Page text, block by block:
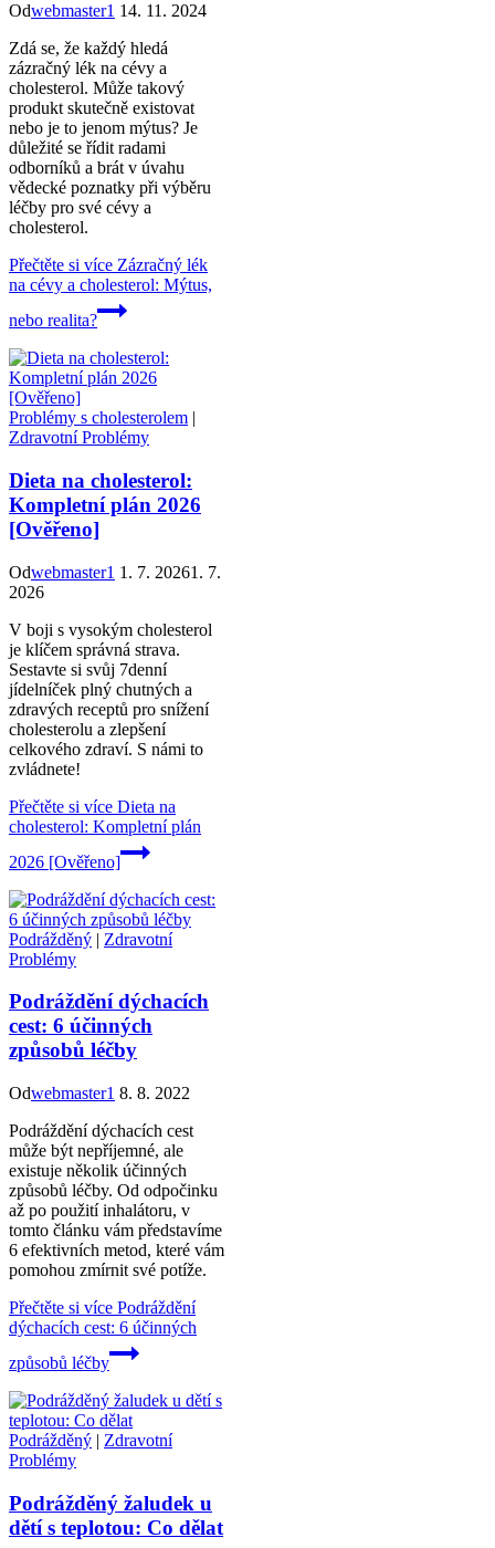
Odwebmaster1 14. 11. 2024
Zdá se, že každý hledá
zázračný lék na cévy a
cholesterol. Může takový
produkt skutečně existovat
nebo je to jenom mýtus? Je
důležité se řídit radami
odborníků a brát v úvahu
vědecké poznatky při výběru
léčby pro své cévy a
cholesterol.
Přečtěte si více Zázračný lék
na cévy a cholesterol: Mýtus,
nebo realita?
Problémy s cholesterolem |
Zdravotní Problémy
Dieta na cholesterol:
Kompletní plán 2026
[Ověřeno]
Odwebmaster1 1. 7. 20261. 7.
2026
V boji s vysokým cholesterol
je klíčem správná strava.
Sestavte si svůj 7denní
jídelníček plný chutných a
zdravých receptů pro snížení
cholesterolu a zlepšení
celkového zdraví. S námi to
zvládnete!
Přečtěte si více Dieta na
cholesterol: Kompletní plán
2026 [Ověřeno]
Podrážděný | Zdravotní
Problémy
Podráždění dýchacích
cest: 6 účinných
způsobů léčby
Odwebmaster1 8. 8. 2022
Podráždění dýchacích cest
může být nepříjemné, ale
existuje několik účinných
způsobů léčby. Od odpočinku
až po použití inhalátoru, v
tomto článku vám představíme
6 efektivních metod, které vám
pomohou zmírnit své potíže.
Přečtěte si více Podráždění
dýchacích cest: 6 účinných
způsobů léčby
Podrážděný | Zdravotní
Problémy
Podrážděný žaludek u
dětí s teplotou: Co dělat